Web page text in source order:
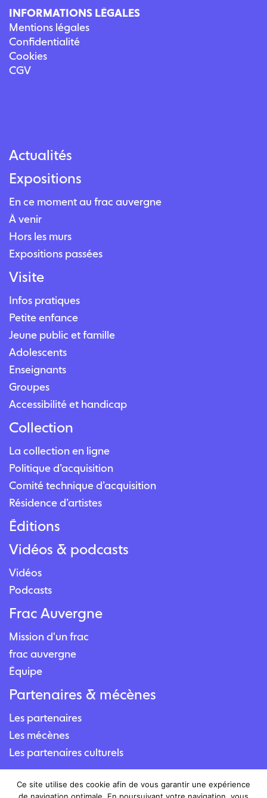
INFORMATIONS LÉGALES
Mentions légales
Confidentialité
Cookies
CGV
Actualités
Expositions
En ce moment au frac auvergne
À venir
Hors les murs
Expositions passées
Visite
Infos pratiques
Petite enfance
Jeune public et famille
Adolescents
Enseignants
Groupes
Accessibilité et handicap
Collection
La collection en ligne
Politique d’acquisition
Comité technique d’acquisition
Résidence d’artistes
Éditions
Vidéos & podcasts
Vidéos
Podcasts
Frac Auvergne
Mission d'un frac
frac auvergne
Équipe
Partenaires & mécènes
Les partenaires
Les mécènes
Les partenaires culturels
Ce site utilise des cookie afin de vous garantir une expérience